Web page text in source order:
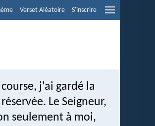
Verset Aléatoire S'inscrire
j'ai gardé la
Le Seigneur,
seulement à moi,